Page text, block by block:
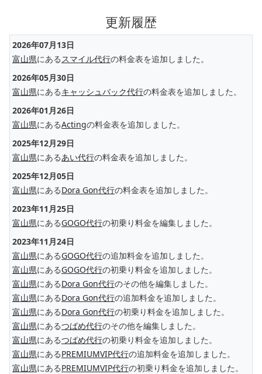
更新履歴
2026年07月13日
富山県にある スマイル代行の料金表を追加しました。
2026年05月30日
富山県にあるキャッシュバック代行の料金表を追加しました。
2026年01月26日
富山県にあるActingの料金表を追加しました。
2025年12月29日
富山県にあるあい代行の料金表を追加しました。
2025年12月05日
富山県にあるDora Gon代行の料金表を追加しました。
2023年11月25日
富山県にあるGOGO代行の初乗り料金を編集しました。
2023年11月24日
富山県にあるGOGO代行の追加料金を追加しました。
富山県にあるGOGO代行の初乗り料金を追加しました。
富山県にあるDora Gon代行のその他を編集しました。
富山県にあるDora Gon代行の追加料金を追加しました。
富山県にあるDora Gon代行の初乗り料金を追加しました。
富山県にあるつばめ代行のその他を編集しました。
富山県にあるつばめ代行の初乗り料金を追加しました。
富山県にあるPREMIUMVIP代行の追加料金を追加しました。
富山県にあるPREMIUMVIP代行の初乗り料金を追加しました。